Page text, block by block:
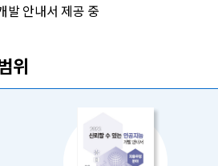
발 안내서 제공 중
위